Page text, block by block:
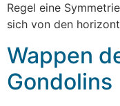
Regel eine
sich von den
Wappen
Gondolins